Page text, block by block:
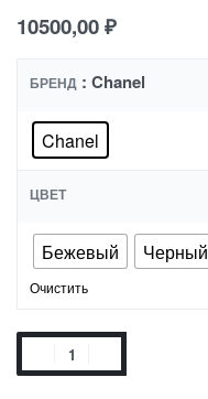
10500,00₽
БРЕНД : Chanel
Chanel
ЦВЕТ
Бежевый Черный
Очистить